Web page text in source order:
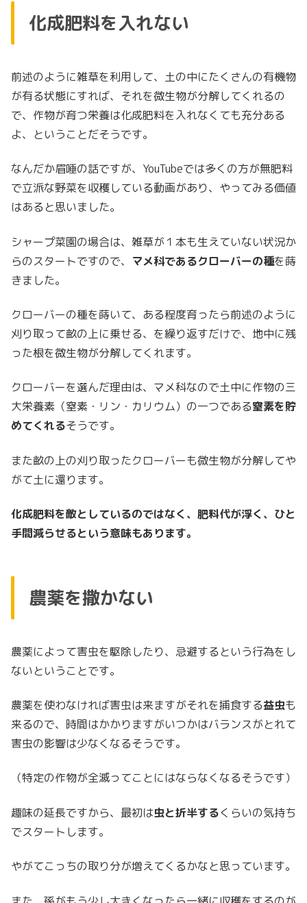
化成肥料を入れない
前述のように雑草を利用して、土の中にたくさんの有機物
が有る状態にすれば、それを微生物が分解してくれるの
で、作物が育つ栄養は化成肥料を入れなくても充分ある
よ、ということだそうです。
なんだか眉唾の話ですが、YouTubeでは多くの方が無肥料
で立派な野菜を収穫している動画があり、やってみる価値
はあると思いました。
シャープ菜園の場合は、雑草が１本も生えていない状況か
らのスタートですので、 マメ科であるクローバーの種を蒔
きました。
クローバーの種を蒔いて、ある程度育ったら前述のように
刈り取って畝の上に乗せる、を繰り返すだけで、地中に残
った根を微生物が分解してくれます。
クローバーを選んだ理由は、マメ科なので土中に作物の三
大栄養素（窒素・リン・カリウム）の一つである窒素を貯
めてくれるそうです。
また畝の上の刈り取ったクローバーも微生物が分解してや
がて土に還ります。
化成肥料を敵としているのではなく、肥料代が浮く、ひと
手間減らせるという意味もあります。
農薬を撒かない
農薬によって害虫を駆除したり、忌避するという行為をし
ないということです。
農薬を使わなければ害虫は来ますがそれを捕食する益虫も
来るので、時間はかかりますがいつかはバランスがとれて
害虫の影響は少なくなるそうです。
（特定の作物が全滅ってことにはならなくなるそうです）
趣味の延長ですから、最初は虫と折半するくらいの気持ち
でスタートします。
やがてこっちの取り分が増えてくるかなと思っています。